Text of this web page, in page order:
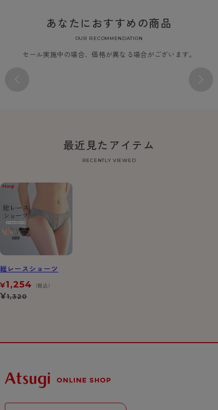
あなたにおすすめの商品
OUR RECOMMENDATION
セール実施中の場合、価格が異なる場合がございます。
最近見たアイテム
RECENTLY VIEWED
総レースショーツ
¥1,254 （税込）
¥1,320